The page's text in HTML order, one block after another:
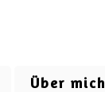
Über mich